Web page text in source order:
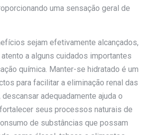
uma sensação geral de
sejam efetivamente alcançados,
a alguns cuidados importantes
química. Manter-se hidratado é um
para facilitar a eliminação renal das
adequadamente ajuda o
seus processos naturais de
de substâncias que possam